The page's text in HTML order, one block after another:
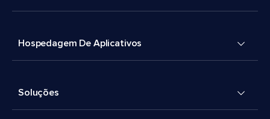
Hospedagem De Aplicativos
Soluções